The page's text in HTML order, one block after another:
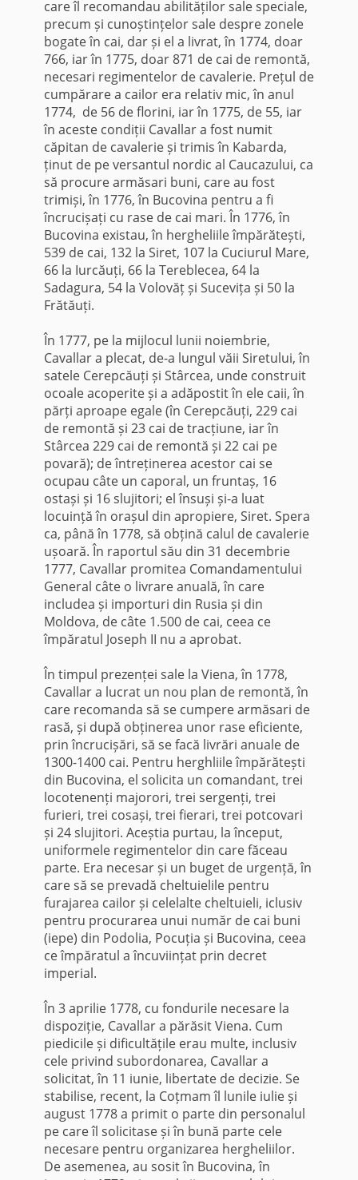
care îl recomandau abilităților sale speciale,
precum și cunoștințelor sale despre zonele
bogate în cai, dar și el a livrat, în 1774, doar
766, iar în 1775, doar 871 de cai de remontă,
necesari regimentelor de cavalerie. Prețul de
cumpărare a cailor era relativ mic, în anul
1774, de 56 de florini, iar în 1775, de 55, iar
în aceste condiții Cavallar a fost numit
căpitan de cavalerie și trimis în Kabarda,
ținut de pe versantul nordic al Caucazului, ca
să procure armăsari buni, care au fost
trimiși, în 1776, în Bucovina pentru a fi
încrucișați cu rase de cai mari. În 1776, în
Bucovina existau, în hergheliile împărătești,
539 de cai, 132 la Siret, 107 la Cuciurul Mare,
66 la Iurcăuți, 66 la Tereblecea, 64 la
Sadagura, 54 la Volovăț și Sucevița și 50 la
Frătăuți.
În 1777, pe la mijlocul lunii noiembrie,
Cavallar a plecat, de-a lungul văii Siretului, în
satele Cerepcăuți și Stârcea, unde construit
ocoale acoperite și a adăpostit în ele caii, în
părți aproape egale (în Cerepcăuți, 229 cai
de remontă și 23 cai de tracțiune, iar în
Stârcea 229 cai de remontă și 22 cai pe
povară); de întreținerea acestor cai se
ocupau câte un caporal, un fruntaș, 16
ostași și 16 slujitori; el însuși și-a luat
locuință în orașul din apropiere, Siret. Spera
ca, până în 1778, să obțină calul de cavalerie
ușoară. În raportul său din 31 decembrie
1777, Cavallar promitea Comandamentului
General câte o livrare anuală, în care
includea și importuri din Rusia și din
Moldova, de câte 1.500 de cai, ceea ce
împăratul Joseph II nu a aprobat.
În timpul prezenței sale la Viena, în 1778,
Cavallar a lucrat un nou plan de remontă, în
care recomanda să se cumpere armăsari de
rasă, și după obținerea unor rase eficiente,
prin încrucișări, să se facă livrări anuale de
1300-1400 cai. Pentru herghliile împărătești
din Bucovina, el solicita un comandant, trei
locotenenți majorori, trei sergenți, trei
furieri, trei cosași, trei fierari, trei potcovari
și 24 slujitori. Aceștia purtau, la început,
uniformele regimentelor din care făceau
parte. Era necesar și un buget de urgență, în
care să se prevadă cheltuielile pentru
furajarea cailor și celelalte cheltuieli, iclusiv
pentru procurarea unui număr de cai buni
(iepe) din Podolia, Pocuția și Bucovina, ceea
ce împăratul a încuviințat prin decret
imperial.
În 3 aprilie 1778, cu fondurile necesare la
dispoziție, Cavallar a părăsit Viena. Cum
piedicile și dificultățile erau multe, inclusiv
cele privind subordonarea, Cavallar a
solicitat, în 11 iunie, libertate de decizie. Se
stabilise, recent, la Coțmam îl lunile iulie și
august 1778 a primit o parte din personalul
pe care îl solicitase și în bună parte cele
necesare pentru organizarea hergheliilor.
De asemenea, au sosit în Bucovina, în